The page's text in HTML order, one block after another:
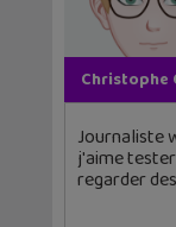
Christophe
Journaliste
j'aime
regarder